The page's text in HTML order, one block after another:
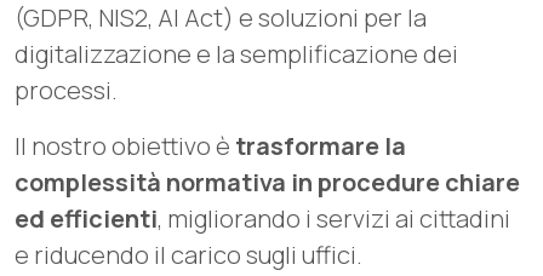
(GDPR, NIS2, AI Act) e soluzioni per la
digitalizzazione e la semplificazione dei
processi.
Il nostro obiettivo è trasformare la
complessità normativa in procedure chiare
ed efficienti, migliorando i servizi ai cittadini
e riducendo il carico sugli uffici.